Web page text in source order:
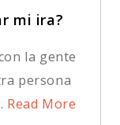
mi ira?
la gente
persona
Read More